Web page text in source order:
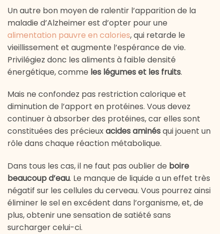
Un autre bon moyen de ralentir l’apparition de la
maladie d’Alzheimer est d’opter pour une
alimentation pauvre en calories, qui retarde le
vieillissement et augmente l’espérance de vie.
Privilégiez donc les aliments à faible densité
énergétique, comme les légumes et les fruits.
Mais ne confondez pas restriction calorique et
diminution de l’apport en protéines. Vous devez
continuer à absorber des protéines, car elles sont
constituées des précieuxacides aminésqui jouent un
rôle dans chaque réaction métabolique.
Dans tous les cas, il ne faut pas oublier de boire
beaucoup d’eau. Le manque de liquide a un effet très
négatif sur les cellules du cerveau. Vous pourrez ainsi
éliminer le sel en excédent dans l’organisme, et, de
plus, obtenir une sensation de satiété sans
surcharger celui-ci.